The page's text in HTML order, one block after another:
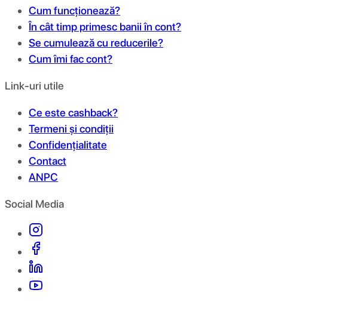
Cum funcționează?
În cât timp primesc banii în cont?
Se cumulează cu reducerile?
Cum îmi fac cont?
Link-uri utile
Ce este cashback?
Termeni și condiții
Confidențialitate
Contact
ANPC
Social Media